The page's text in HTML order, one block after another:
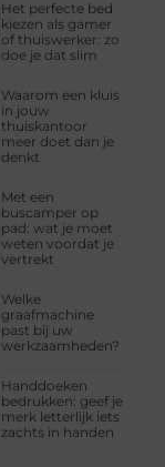
Het perfecte bed
kiezen als gamer
of thuiswerker: zo
doe je dat slim
Waarom een kluis
in jouw
thuiskantoor
meer doet dan je
denkt
Met een
buscamper op
pad: wat je moet
weten voordat je
vertrekt
Welke
graafmachine
past bij uw
werkzaamheden?
Handdoeken
bedrukken: geef je
merk letterlijk iets
zachts in handen